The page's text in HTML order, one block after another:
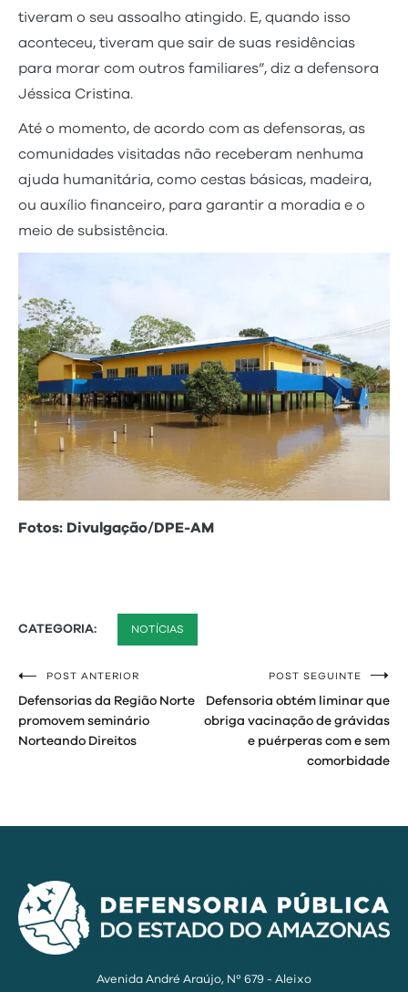
tiveram o seu assoalho atingido. E, quando isso
aconteceu, tiveram que sair de suas residências
para morar com outros familiares”, diz a defensora
Jéssica Cristina.
Até o momento, de acordo com as defensoras, as
comunidades visitadas não receberam nenhuma
ajuda humanitária, como cestas básicas, madeira,
ou auxílio financeiro, para garantir a moradia e o
meio de subsistência.
Fotos: Divulgação/DPE-AM
CATEGORIA: NOTÍCIAS
Navegação
de
Post
POST ANTERIOR
Defensorias da Região Norte
promovem seminário
Norteando Direitos
POST SEGUINTE
Defensoria obtém liminar que
obriga vacinação de grávidas
e puérperas com e sem
comorbidade
Avenida André Araújo, Nº 679 - Aleixo